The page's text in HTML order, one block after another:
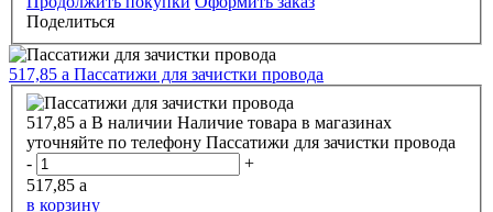
Поделиться
517,85 a Пассатижи для зачистки провода
517,85 a В наличии Наличие товара в магазинах
уточняйте по телефону Пассатижи для зачистки провода
-
+
517,85 a
в корзину